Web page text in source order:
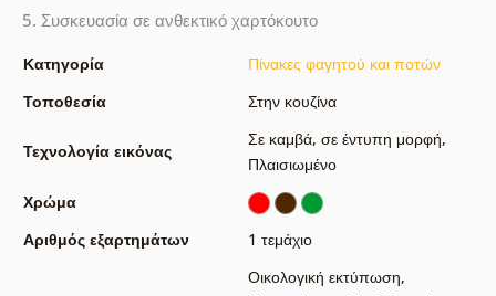
5. Συσκευασία σε ανθεκτικό χαρτόκουτο
Κατηγορία
Πίνακες φαγητού και ποτών
Τοποθεσία
Στην κουζίνα
Τεχνολογία εικόνας
Σε καμβά, σε έντυπη μορφή,
Πλαισιωμένο
Χρώμα
Αριθμός εξαρτημάτων
1 τεμάχιο
Οικολογική εκτύπωση,